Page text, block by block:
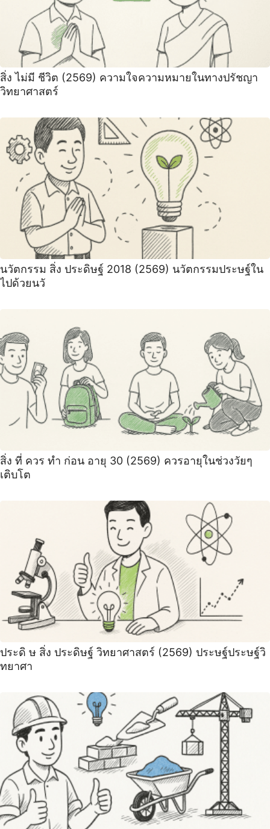
สิ่ง ไม่มี ชีวิต (2569) ความใจความหมายในทางปรัชญา
วิทยาศาสตร์
นวัตกรรม สิ่ง ประดิษฐ์ 2018 (2569) นวัตกรรมประษฐ์ใน
ไปด้วยนวั
สิ่ง ที่ ควร ทํา ก่อน อายุ 30 (2569) ควรอายุในช่วงวัยๆ
เติบโต
ประดิ ษ สิ่ง ประดิษฐ์ วิทยาศาสตร์ (2569) ประษฐ์ประษฐ์วิ
ทยาศา